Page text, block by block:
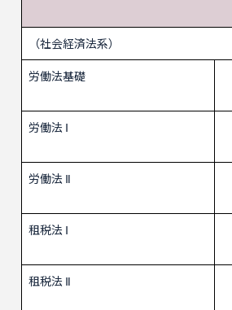
（社会経済法系）
労働法基礎
労働法 Ⅰ
労働法 Ⅱ
租税法 Ⅰ
租税法 Ⅱ